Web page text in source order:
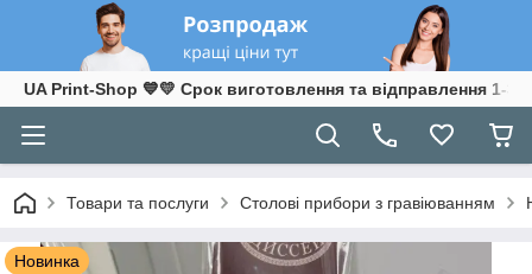
UA Print-Shop ​💙💛 Срок виготовлення та відправлення 1-3
Товари та послуги Столові прибори з гравіюванням
Новинка